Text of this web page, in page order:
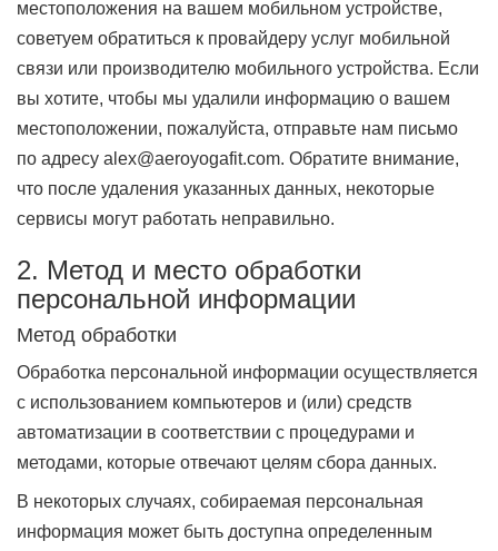
местоположения на вашем мобильном устройстве,
советуем обратиться к провайдеру услуг мобильной
связи или производителю мобильного устройства. Если
вы хотите, чтобы мы удалили информацию о вашем
местоположении, пожалуйста, отправьте нам письмо
по адресу alex@aeroyogafit.com. Обратите внимание,
что после удаления указанных данных, некоторые
сервисы могут работать неправильно.
2. Метод и место обработки
персональной информации
Метод обработки
Обработка персональной информации осуществляется
с использованием компьютеров и (или) средств
автоматизации в соответствии с процедурами и
методами, которые отвечают целям сбора данных.
В некоторых случаях, собираемая персональная
информация может быть доступна определенным